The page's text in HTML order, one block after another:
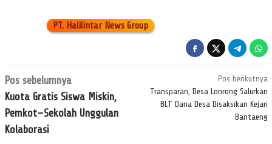
PT. Halilintar News Group
Navigasi
pos
Pos sebelumnya
Kuota Gratis Siswa Miskin,
Pemkot–Sekolah Unggulan
Kolaborasi
Pos berikutnya
Transparan, Desa Lonrong Salurkan
BLT Dana Desa Disaksikan Kejari
Bantaeng